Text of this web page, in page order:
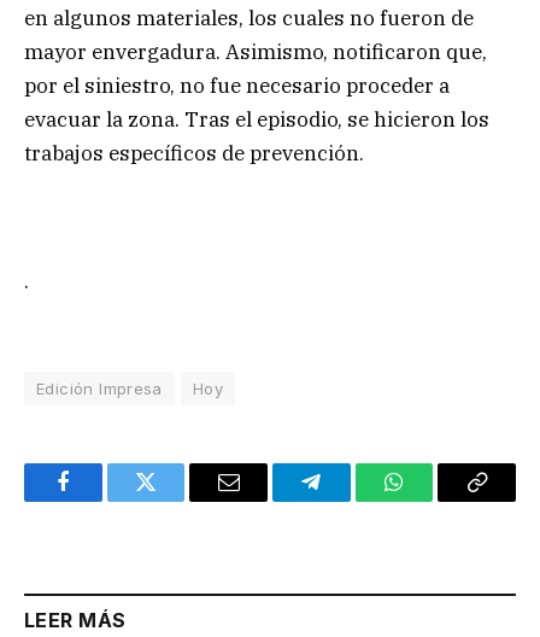
en algunos materiales, los cuales no fueron de
mayor envergadura. Asimismo, notificaron que,
por el siniestro, no fue necesario proceder a
evacuar la zona. Tras el episodio, se hicieron los
trabajos específicos de prevención.
.
Edición Impresa Hoy
FacebookTwitter Email TelegramWhatsAppCopy
LEER MÁS